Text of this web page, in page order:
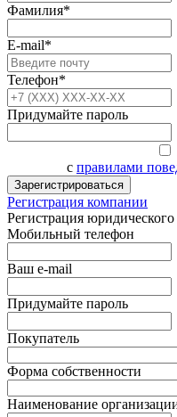
Фамилия*
E-mail*
Телефон*
Придумайте пароль
с правилами
Зарегистрироваться
Регистрация компании
Регистрация
Мобильный телефон
Ваш e-mail
Придумайте пароль
Покупатель
Форма собственности
Наименование